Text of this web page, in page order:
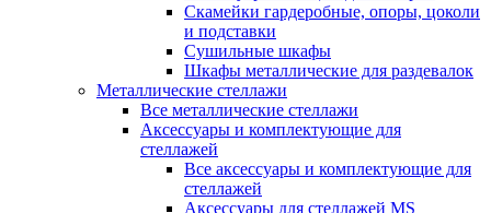
Скамейки гардеробные, опоры, цоколи
и подставки
Сушильные шкафы
Шкафы металлические для раздевалок
Металлические стеллажи
Все металлические стеллажи
Аксессуары и комплектующие для
стеллажей
Все аксессуары и комплектующие для
стеллажей
Аксессуары для стеллажей MS